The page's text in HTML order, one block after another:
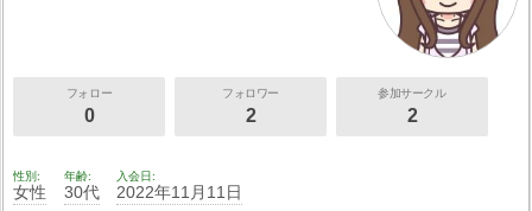
フォロー
0
フォロワー
2
参加サークル
2
性別
女性
年齢
30代
入会日
2022年11月11日